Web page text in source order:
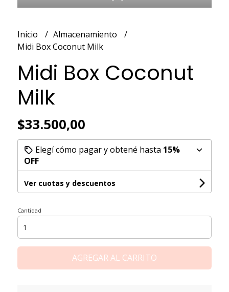
Inicio
Almacenamiento
Midi Box Coconut Milk
Midi Box Coconut
Milk
$33.500,00
Elegí cómo pagar y obtené hasta 15%
OFF
Ver cuotas y descuentos
Cantidad
AGREGAR AL CARRITO